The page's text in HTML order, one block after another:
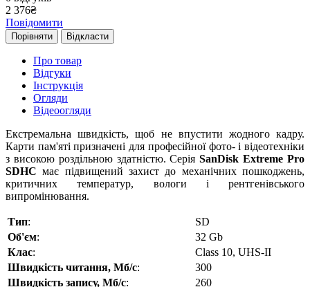
2 376₴
Повідомити
Порівняти Відкласти
Про товар
Відгуки
Інструкція
Огляди
Відеоогляди
Екстремальна швидкість, щоб не впустити жодного кадру.
Карти пам'яті призначені для професійної фото- і відеотехніки
з високою роздільною здатністю. СеріяSanDisk Extreme Pro
SDHC має підвищений захист до механічних пошкоджень,
критичних температур, вологи і рентгенівського
випромінювання.
Тип:
SD
Об'єм:
32 Gb
Клас:
Class 10, UHS-II
Швидкість читання, Мб/с:
300
Швидкість запису, Мб/с: 260